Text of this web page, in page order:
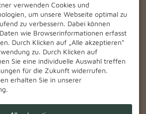
11:00.
Frühstücksbuffet für externe
Gäste ist täglich von 07:30 -
10:00 Uhr möglich.
Montag - Samstag € 20,00
pro Person
Sonn- und Feiertag: €
22.00 pro Person
Bitte um Vorbestellung
verwenden Cookies und
um unsere Webseite optimal zu
zu verbessern. Dabei können
wie Browserinformationen erfasst
Durch Klicken auf „Alle akzeptieren“
zu. Durch Klicken auf
Sie eine individuelle Auswahl treffen
für die Zukunft widerrufen.
erhalten Sie in unserer